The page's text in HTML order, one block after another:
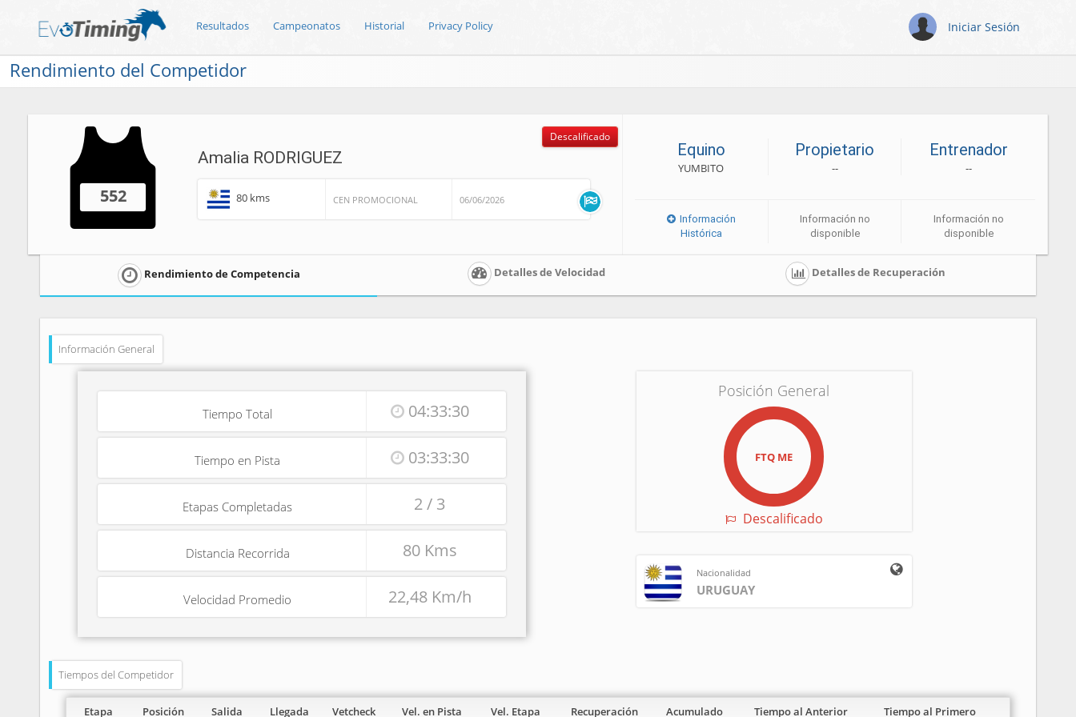
Resultados Campeonatos Historial Privacy Policy Iniciar Sesión
Rendimiento del Competidor
552
Amalia RODRIGUEZ
Descalificado
80 kms CEN PROMOCIONAL 06/06/2026
Equino
YUMBITO
Propietario
--
Entrenador
--
Información
Histórica
Información no
disponible
Información no
disponible
Rendimiento de Competencia Detalles de Velocidad Detalles de Recuperación
Información General
Tiempo Total 04:33:30
Tiempo en Pista 03:33:30
Etapas Completadas 2 / 3
Distancia Recorrida 80 Kms
Velocidad Promedio 22,48 Km/h
Posición General
FTQ ME
Descalificado
Nacionalidad
URUGUAY
Tiempos del Competidor
Etapa Posición Salida Llegada Vetcheck Vel. en Pista Vel. Etapa Recuperación Acumulado Tiempo al Anterior Tiempo al Primero